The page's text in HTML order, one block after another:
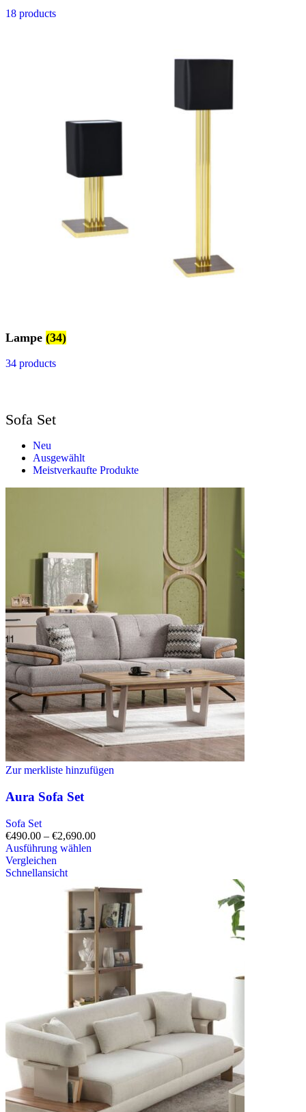
18 products
Lampe (34)
34 products
Sofa Set
Neu
Ausgewählt
Meistverkaufte Produkte
Zur merkliste hinzufügen
Aura Sofa Set
Sofa Set
€490.00 – €2,690.00
Ausführung wählen
Vergleichen
Schnellansicht